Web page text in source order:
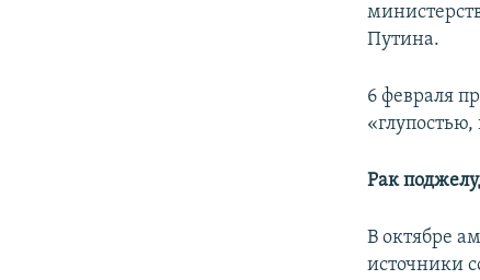
Путина.
6 февраля
Рак
В октябре
источники